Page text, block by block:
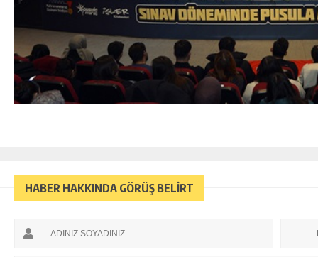
HABER HAKKINDA GÖRÜŞ BELİRT